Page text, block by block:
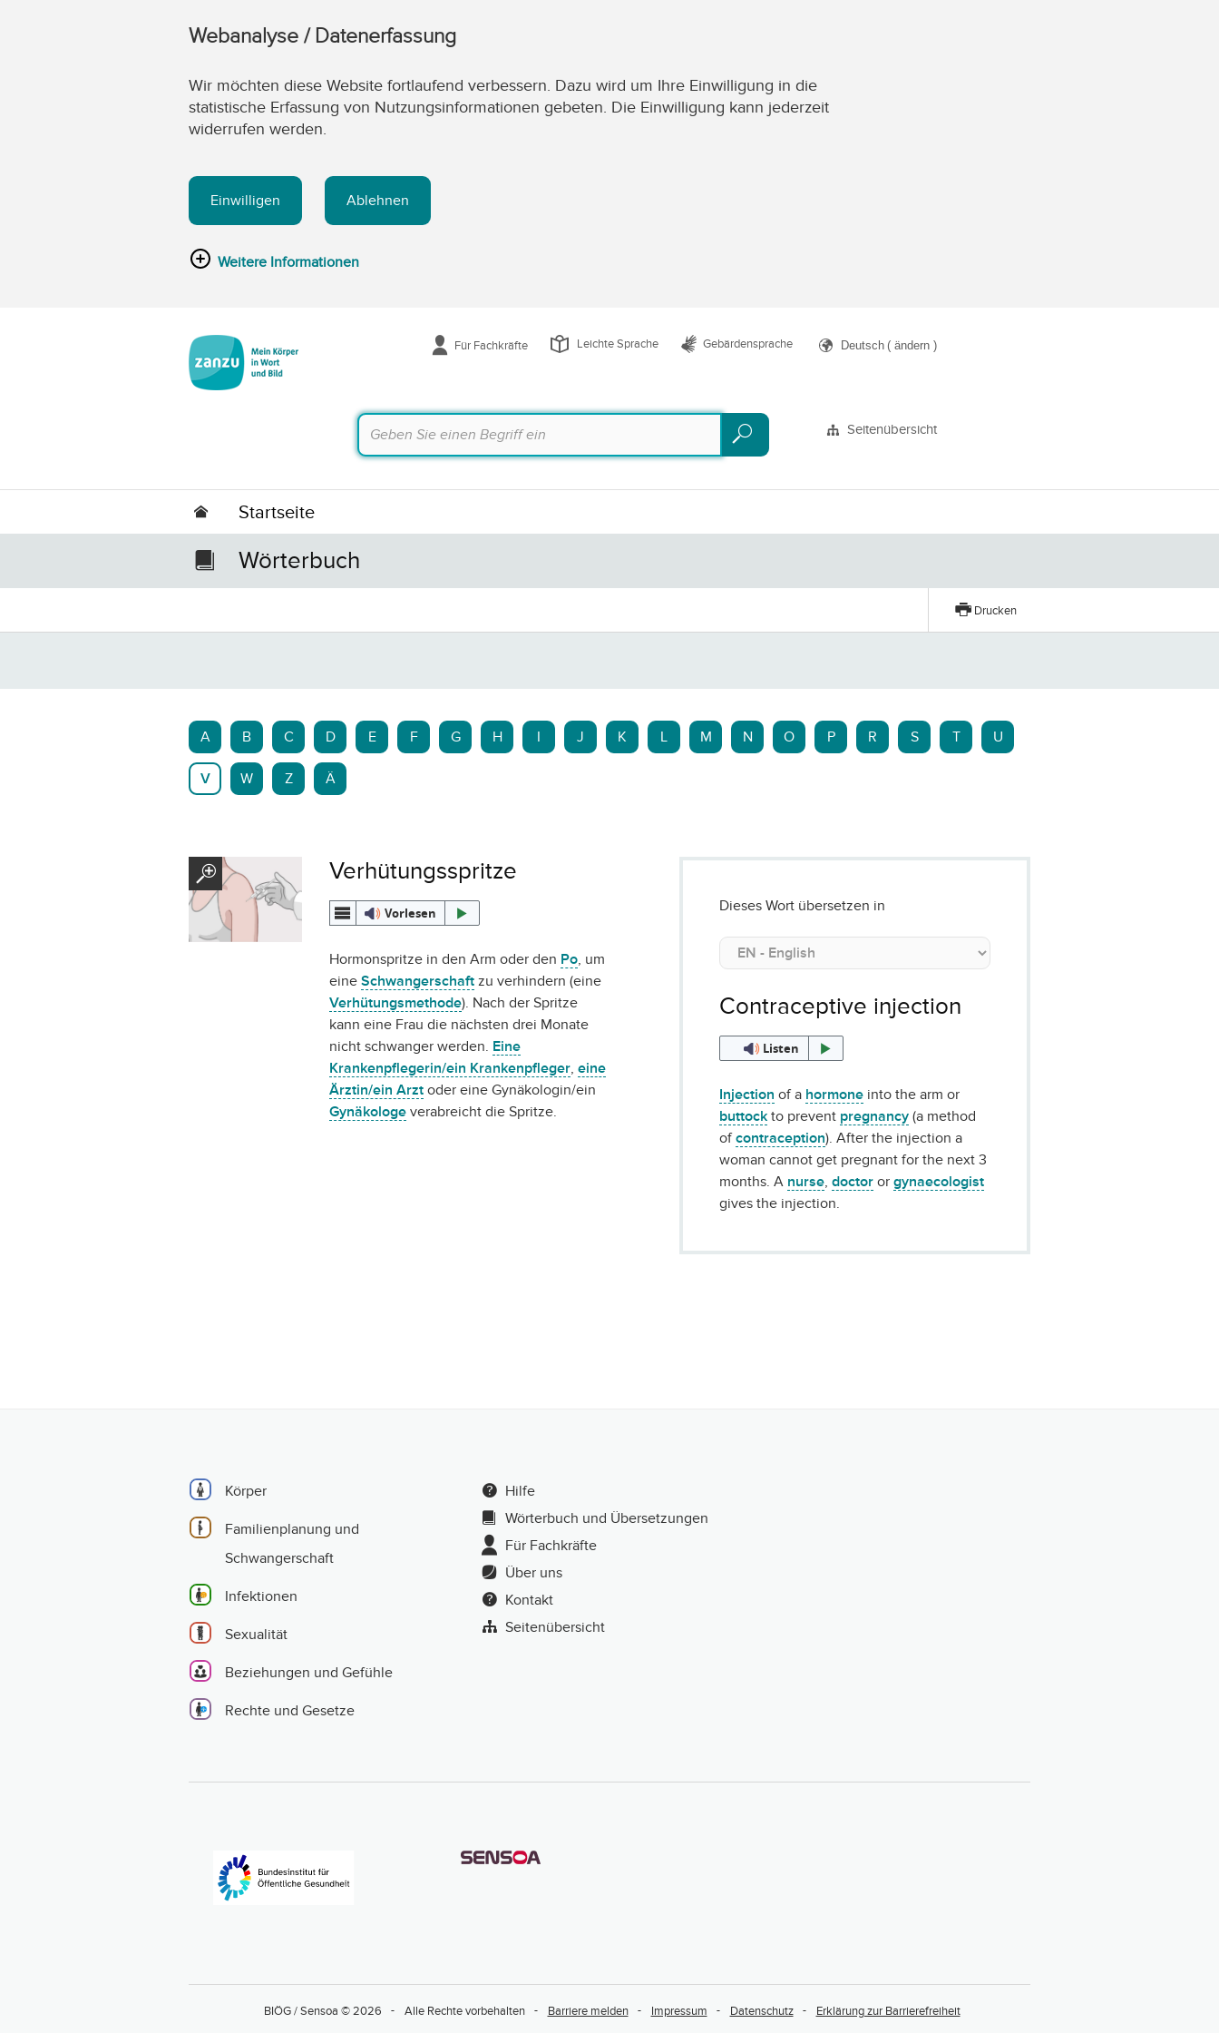
Webanalyse / Datenerfassung
Wir möchten diese Website fortlaufend verbessern. Dazu wird um Ihre Einwilligung in die
statistische Erfassung von Nutzungsinformationen gebeten. Die Einwilligung kann jederzeit
widerrufen werden.
Einwilligen Ablehnen
Weitere Informationen
Für Fachkräfte Leichte Sprache Gebärdensprache Deutsch ( ändern )
Suchen
Suchen
Seitenübersicht
Startseite
Wörterbuch
Drucken
A B C D E F G H I J K L M N O P R S T U
V W Z Ä
Verhütungsspritze
Vorlesen
Hormonspritze in den Arm oder den Po, um
eine Schwangerschaftzu verhindern (eine
Verhütungsmethode). Nach der Spritze
kann eine Frau die nächsten drei Monate
nicht schwanger werden. Eine
Krankenpflegerin/ein Krankenpfleger, eine
Ärztin/ein Arztoder eine Gynäkologin/ein
Gynäkologeverabreicht die Spritze.
Dieses Wort übersetzen in
Contraceptive injection
Listen
Injection of a hormone into the arm or
buttock to prevent pregnancy (a method
ofcontraception). After the injection a
woman cannot get pregnant for the next 3
months. A nurse,doctor orgynaecologist
gives the injection.
Körper
Familienplanung und
Schwangerschaft
Infektionen
Sexualität
Beziehungen und Gefühle
Rechte und Gesetze
Hilfe
Wörterbuch und Übersetzungen
Für Fachkräfte
Über uns
Kontakt
Seitenübersicht
BIÖG / Sensoa © 2026 Alle Rechte vorbehalten Barriere melden Impressum Datenschutz Erklärung zur Barrierefreiheit